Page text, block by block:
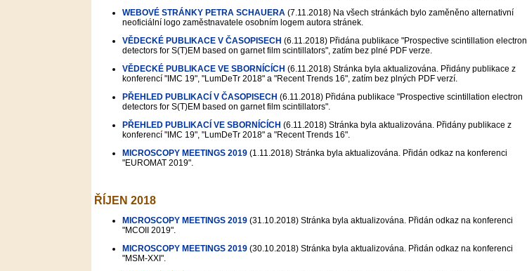
WEBOVÉ STRÁNKY PETRA SCHAUERA (7.11.2018) Na všech stránkách bylo zaměněno alternativní
neoficiální logo zaměstnavatele osobním logem autora stránek.
VĚDECKÉ PUBLIKACE V ČASOPISECH (6.11.2018) Přidána publikace "Prospective scintillation electron
detectors for S(T)EM based on garnet film scintillators", zatím bez plné PDF verze.
VĚDECKÉ PUBLIKACE VE SBORNÍCÍCH (6.11.2018) Stránka byla aktualizována. Přidány publikace z
konferencí "IMC 19", "LumDeTr 2018" a "Recent Trends 16", zatím bez plných PDF verzí.
PŘEHLED PUBLIKACÍ V ČASOPISECH (6.11.2018) Přidána publikace "Prospective scintillation electron
detectors for S(T)EM based on garnet film scintillators".
PŘEHLED PUBLIKACÍ VE SBORNÍCÍCH (6.11.2018) Stránka byla aktualizována. Přidány publikace z
konferencí "IMC 19", "LumDeTr 2018" a "Recent Trends 16".
MICROSCOPY MEETINGS 2019 (1.11.2018) Stránka byla aktualizována. Přidán odkaz na konferenci
"EUROMAT 2019".
ŘÍJEN 2018
MICROSCOPY MEETINGS 2019 (31.10.2018) Stránka byla aktualizována. Přidán odkaz na konferenci
"MCOII 2019".
MICROSCOPY MEETINGS 2019 (30.10.2018) Stránka byla aktualizována. Přidán odkaz na konferenci
"MSM-XXI".